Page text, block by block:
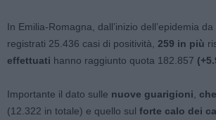
In Emilia-Romagna, dall’inizio dell’epidemia
registrati 25.436 casi di positività,
259 in più
effettuati hanno raggiunto quota 182.857
Importante il dato sulle nuove guarigioni
(12.322 in totale) e quello sul forte calo dei